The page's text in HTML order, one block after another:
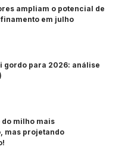
ampliam o potencial de
em julho
gordo para 2026: análise
milho mais
mas projetando